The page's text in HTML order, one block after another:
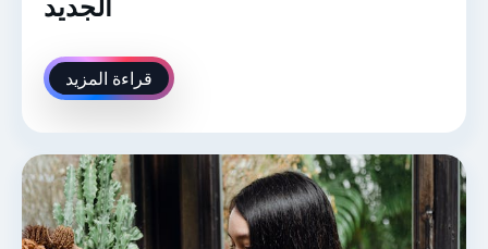
الجديد
قراءة المزيد